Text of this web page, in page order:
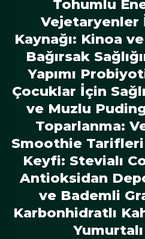
Tohumlu
Vejetaryenler
Kaynağı: Kinoa
Bağırsak
Yapımı
Çocuklar İçin
ve Muzlu
Toparlanma:
Smoothie
Keyfi: Stevialı
Antioksidan
ve Bademli
Karbonhidratlı